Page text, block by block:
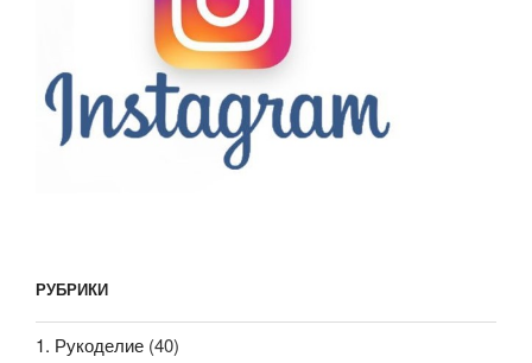
РУБРИКИ
1. Рукоделие (40)